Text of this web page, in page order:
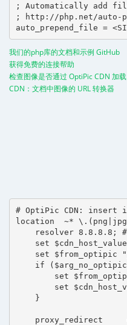
; Automatically add
; http://php.net/auto-
我们的php库的文档和示例 GitHub
获得免费的连接帮助
检查图像是否通过 OptiPic CDN 加载
CDN：文档中图像的 URL 转换器
# OptiPic CDN:
location  ~*
resolver 8.8.8.8;
set
set $from_optipic
if
set
set
    }
proxy_redirect